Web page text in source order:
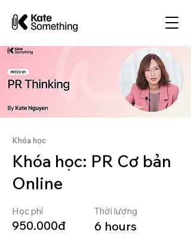
Khóa học
Khóa học: PR Cơ bản
Online
Học phí
950.000đ
Thời lượng
6 hours